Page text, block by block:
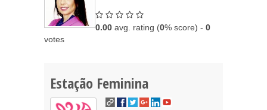
0.00 avg. rating (0% score) - 0
votes
Estação Feminina